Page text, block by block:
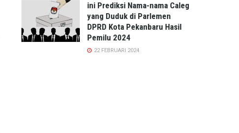
ini Prediksi Nama-nama Caleg
yang Duduk di Parlemen
DPRD Kota Pekanbaru Hasil
Pemilu 2024
22 FEBRUARI 2024